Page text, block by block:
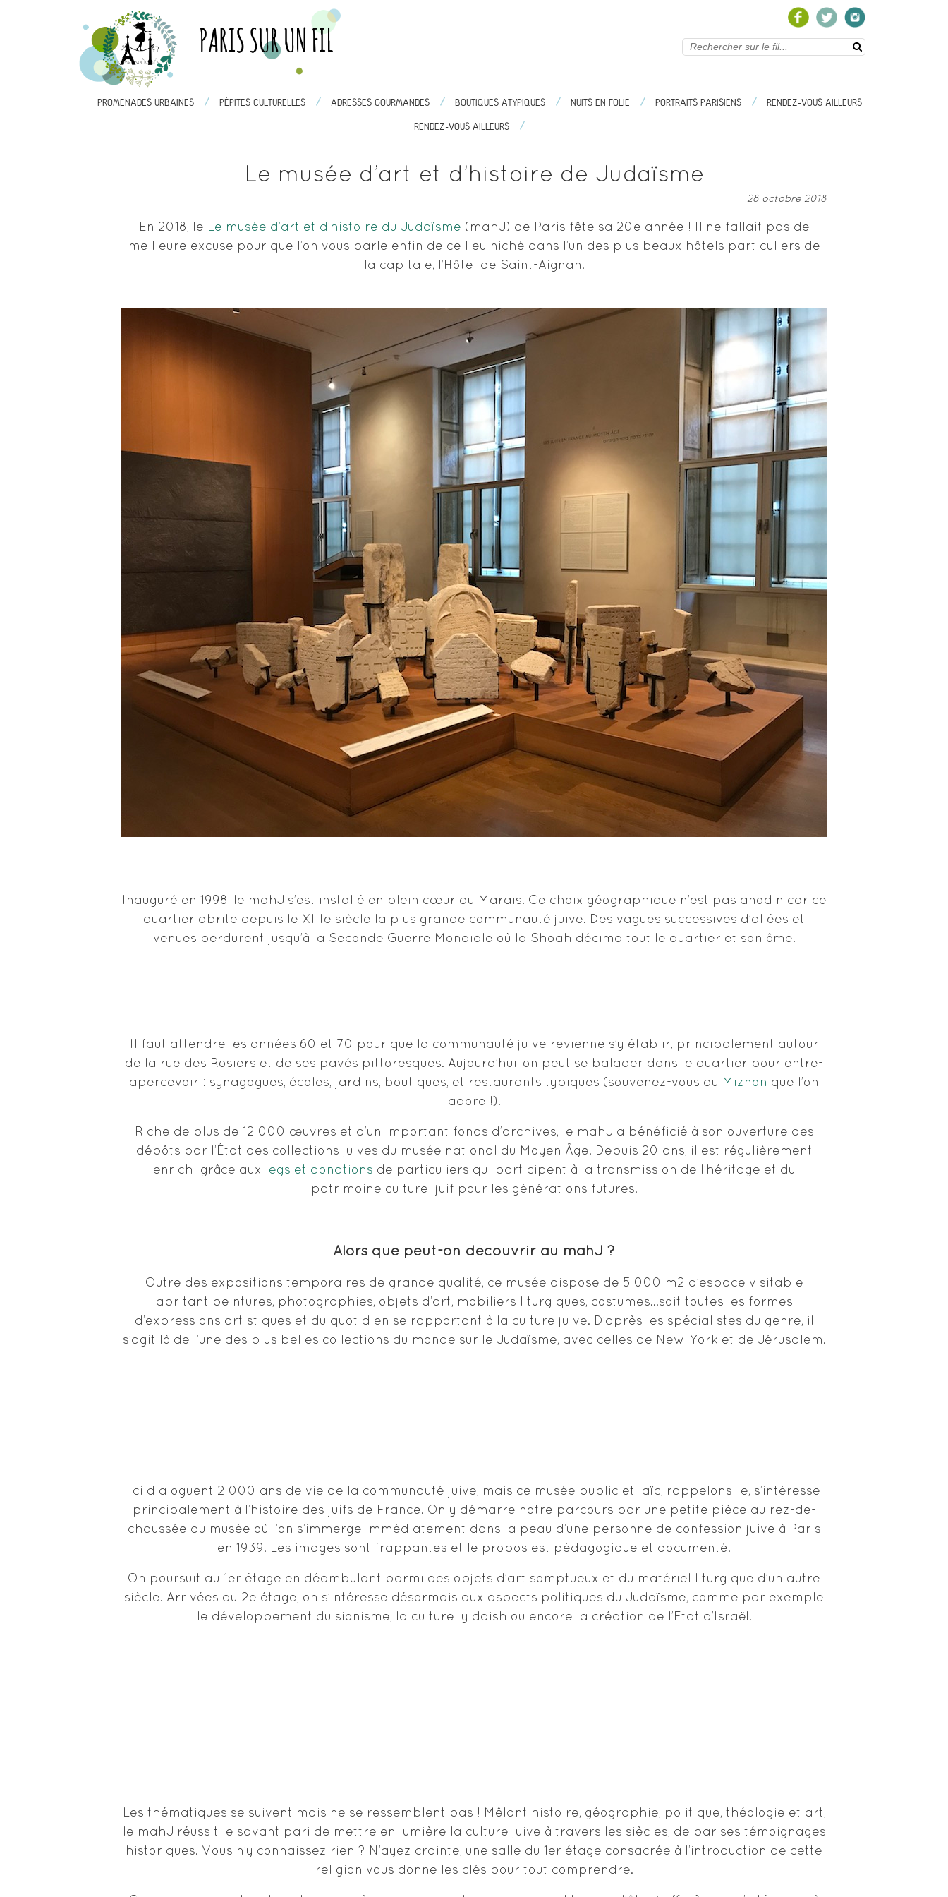
PROMENADES URBAINES / PÉPITES CULTURELLES / ADRESSES GOURMANDES / BOUTIQUES ATYPIQUES / NUITS EN FOLIE / PORTRAITS PARISIENS / RENDEZ-VOUS AILLEURS
PROMENADES URBAINES / PÉPITES CULTURELLES / ADRESSES GOURMANDES / BOUTIQUES ATYPIQUES / NUITS EN FOLIE / PORTRAITS PARISIENS /
RENDEZ-VOUS AILLEURS /
Le musée d’art et d’histoire de Judaïsme
28 octobre 2018
En 2018, le Le musée d’art et d’histoire du Judaïsme (mahJ) de Paris fête sa 20e année ! Il ne fallait pas de
meilleure excuse pour que l’on vous parle enfin de ce lieu niché dans l’un des plus beaux hôtels particuliers de
la capitale, l’Hôtel de Saint-Aignan.
Inauguré en 1998, le mahJ s’est installé en plein cœur du Marais. Ce choix géographique n’est pas anodin car ce
quartier abrite depuis le XIIIe siècle la plus grande communauté juive. Des vagues successives d’allées et
venues perdurent jusqu’à la Seconde Guerre Mondiale où la Shoah décima tout le quartier et son âme.
Il faut attendre les années 60 et 70 pour que la communauté juive revienne s’y établir, principalement autour
de la rue des Rosiers et de ses pavés pittoresques. Aujourd’hui, on peut se balader dans le quartier pour entre-
apercevoir : synagogues, écoles, jardins, boutiques, et restaurants typiques (souvenez-vous du Miznon que l’on
adore !).
Riche de plus de 12 000 œuvres et d’un important fonds d’archives, le mahJ a bénéficié à son ouverture des
dépôts par l’État des collections juives du musée national du Moyen Âge. Depuis 20 ans, il est régulièrement
enrichi grâce aux legs et donations de particuliers qui participent à la transmission de l’héritage et du
patrimoine culturel juif pour les générations futures.
Alors que peut-on découvrir au mahJ ?
Outre des expositions temporaires de grande qualité, ce musée dispose de 5 000 m2 d’espace visitable
abritant peintures, photographies, objets d’art, mobiliers liturgiques, costumes…soit toutes les formes
d’expressions artistiques et du quotidien se rapportant à la culture juive. D’après les spécialistes du genre, il
s’agit là de l’une des plus belles collections du monde sur le Judaïsme, avec celles de New-York et de Jérusalem.
Ici dialoguent 2 000 ans de vie de la communauté juive, mais ce musée public et laïc, rappelons-le, s’intéresse
principalement à l’histoire des juifs de France. On y démarre notre parcours par une petite pièce au rez-de-
chaussée du musée où l’on s’immerge immédiatement dans la peau d’une personne de confession juive à Paris
en 1939. Les images sont frappantes et le propos est pédagogique et documenté.
On poursuit au 1er étage en déambulant parmi des objets d’art somptueux et du matériel liturgique d’un autre
siècle. Arrivées au 2e étage, on s’intéresse désormais aux aspects politiques du Judaïsme, comme par exemple
le développement du sionisme, la culturel yiddish ou encore la création de l’Etat d’Israël.
Les thématiques se suivent mais ne se ressemblent pas ! Mêlant histoire, géographie, politique, théologie et art,
le mahJ réussit le savant pari de mettre en lumière la culture juive à travers les siècles, de par ses témoignages
historiques. Vous n’y connaissez rien ? N’ayez crainte, une salle du 1er étage consacrée à l’introduction de cette
religion vous donne les clés pour tout comprendre.